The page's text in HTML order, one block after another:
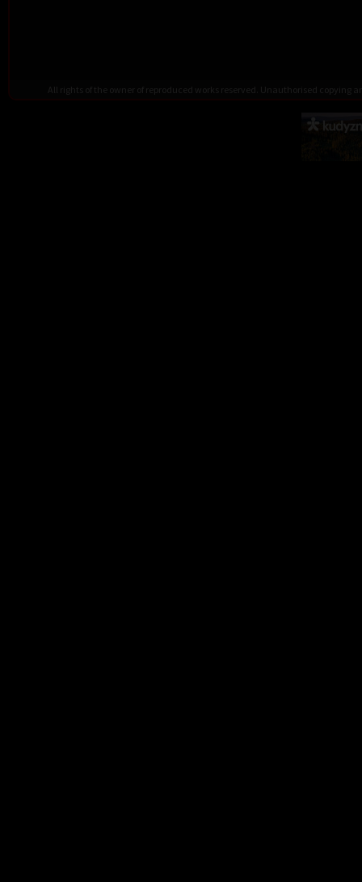
All rights of the owner of reproduced works reserved. Unauthorised copying